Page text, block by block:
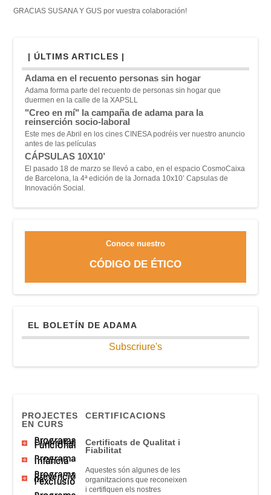
GRACIAS SUSANA Y GUS por vuestra colaboración!
| ÚLTIMS ARTICLES |
Adama en el recuento personas sin hogar
Adama forma parte del recuento de personas sin hogar que
duermen en la calle de la XAPSLL
"Creo en mí" la campaña de adama para la
reinserción socio-laboral
Este mes de Abril en los cines CINESA podréis ver nuestro anuncio
antes de las películas
CÁPSULAS 10X10’
El pasado 18 de marzo se llevó a cabo, en el espacio CosmoCaixa
de Barcelona, la 4ª edición de la Jornada 10x10’ Capsulas de
Innovación Social.
Conoce nuestro
CÓDIGO DE ÉTICO
EL BOLETÍN DE ADAMA
Subscriure's
PROJECTES
EN CURS
Programa
Diversitat
Funcional
Programa
Infància
Programa
Prevenció
de
l’exclusió
CERTIFICACIONS
Certificats de Qualitat i
Fiabilitat
Aquestes són algunes de les
organitzacions que reconeixen
i certifiquen els nostres